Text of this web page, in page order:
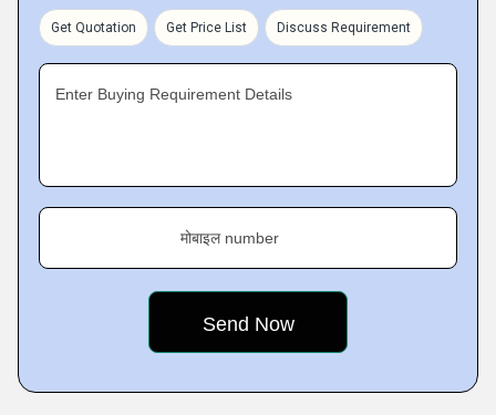
for serving the most innovatively designed Cutting Tools,
Power Tool Machines, Machines Spares and Accessories.
Get Quotation Get Price List Discuss Requirement
Enter Buying Requirement Details
मोबाइल number